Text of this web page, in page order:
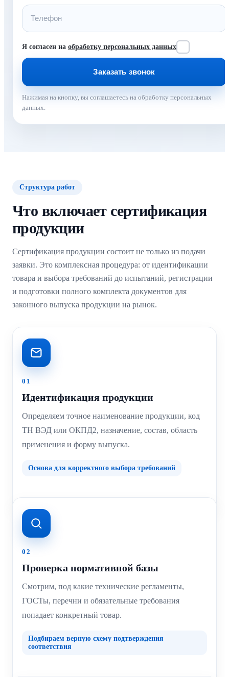
Я согласен на обработку персональных данных
Нажимая на кнопку, вы соглашаетесь на обработку персональных
данных.
Структура работ
Что включает сертификация
продукции
Сертификация продукции состоит не только из подачи
заявки. Это комплексная процедура: от идентификации
товара и выбора требований до испытаний, регистрации
и подготовки полного комплекта документов для
законного выпуска продукции на рынок.
01
Идентификация продукции
Определяем точное наименование продукции, код
ТН ВЭД или ОКПД2, назначение, состав, область
применения и форму выпуска.
Основа для корректного выбора требований
02
Проверка нормативной базы
Смотрим, под какие технические регламенты,
ГОСТы, перечни и обязательные требования
попадает конкретный товар.
Подбираем верную схему подтверждения
соответствия